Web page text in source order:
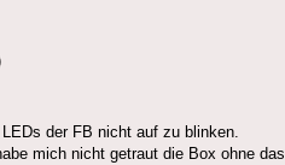
der FB nicht auf zu blinken.
mich nicht getraut die Box ohne das